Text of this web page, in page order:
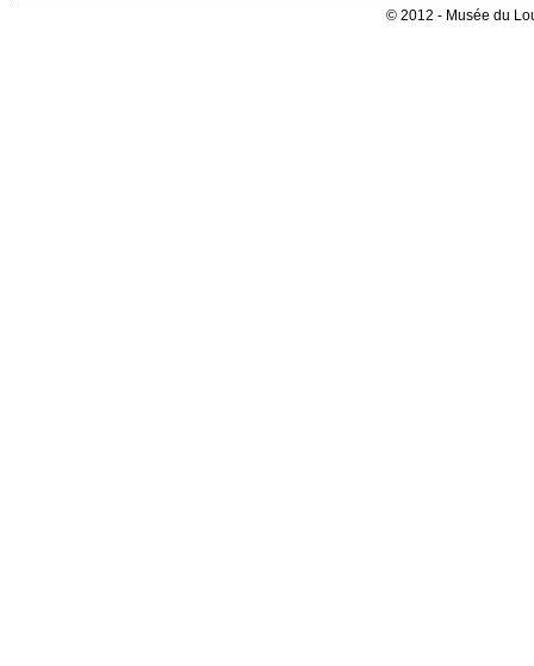
© 2012 - Musée du